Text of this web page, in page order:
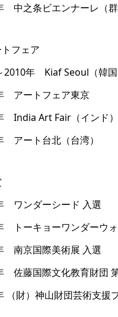
中之条ビエンナーレ（群
フェア
2010年 Kiaf Seoul（韓国
アートフェア東京
India Art Fair（インド）
アート台北（台湾）
ワンダーシード 入選
トーキョーワンダーウ
南京国際美術展 入選
佐藤国際文化教育財団
（財）神山財団芸術支援